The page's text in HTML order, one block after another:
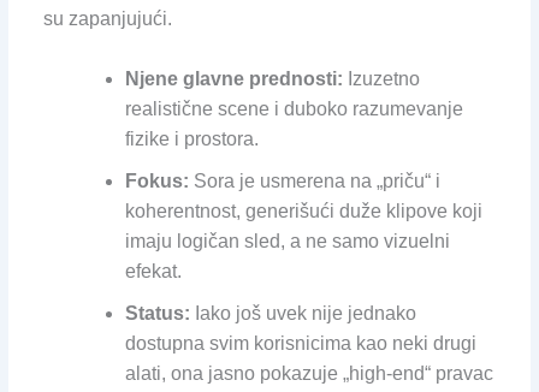
su zapanjujući.
Njene glavne prednosti: Izuzetno
realistične scene i duboko razumevanje
fizike i prostora.
Fokus: Sora je usmerena na „priču“ i
koherentnost, generišući duže klipove koji
imaju logičan sled, a ne samo vizuelni
efekat.
Status: Iako još uvek nije jednako
dostupna svim korisnicima kao neki drugi
alati, ona jasno pokazuje „high-end“ pravac